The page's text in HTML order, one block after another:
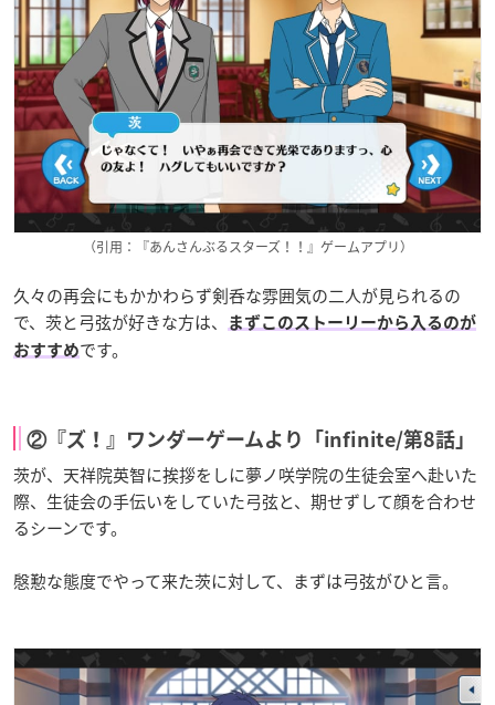
（引用：『あんさんぶるスターズ！！』ゲームアプリ）
久々の再会にもかかわらず剣呑な雰囲気の二人が見られるの
で、茨と弓弦が好きな方は、
まずこのストーリーから入るのが
おすすめです。
②『ズ！』ワンダーゲームより「infinite/第8話」
茨が、天祥院英智に挨拶をしに夢ノ咲学院の生徒会室へ赴いた
際、生徒会の手伝いをしていた弓弦と、期せずして顔を合わせ
るシーンです。
慇懃な態度でやって来た茨に対して、まずは弓弦がひと言。